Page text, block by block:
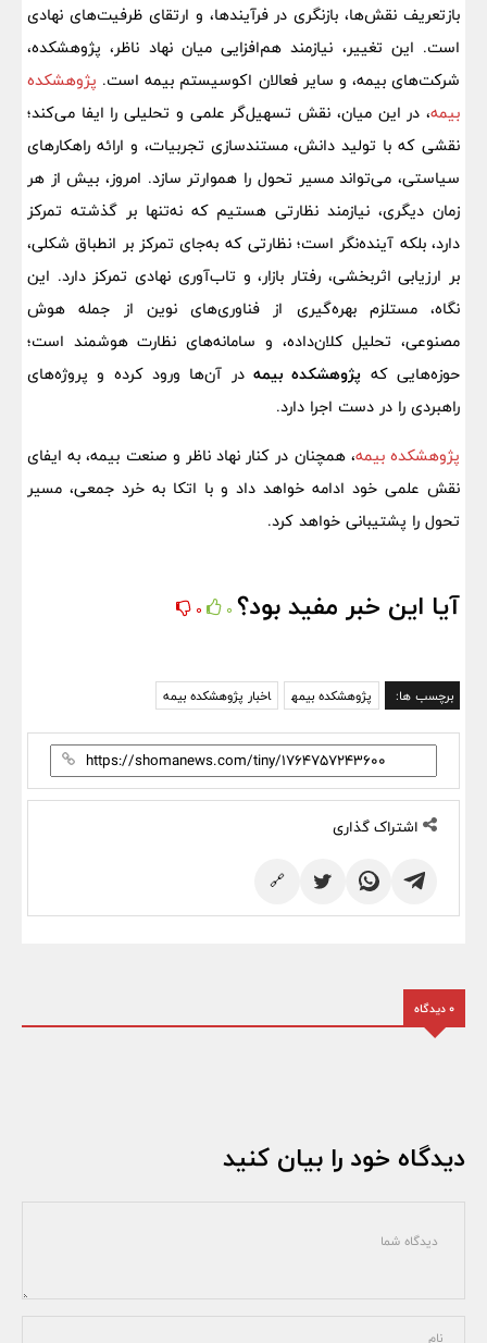
بازتعریف نقش‌ها، بازنگری در فرآیندها، و ارتقای ظرفیت‌های نهادی
است. این تغییر، نیازمند هم‌افزایی میان نهاد ناظر، پژوهشکده،
شرکت‌های بیمه، و سایر فعالان اکوسیستم بیمه است. پژوهشکده
بیمه، در این میان، نقش تسهیل‌گر علمی و تحلیلی را ایفا می‌کند؛
نقشی که با تولید دانش، مستندسازی تجربیات، و ارائه راهکارهای
سیاستی، می‌تواند مسیر تحول را هموارتر سازد. امروز، بیش از هر
زمان دیگری، نیازمند نظارتی هستیم که نه‌تنها بر گذشته تمرکز
دارد، بلکه آینده‌نگر است؛ نظارتی که به‌جای تمرکز بر انطباق شکلی،
بر ارزیابی اثربخشی، رفتار بازار، و تاب‌آوری نهادی تمرکز دارد. این
نگاه، مستلزم بهره‌گیری از فناوری‌های نوین از جمله هوش
مصنوعی، تحلیل کلان‌داده، و سامانه‌های نظارت هوشمند است؛
حوزه‌هایی که پژوهشکده بیمه در آن‌ها ورود کرده و پروژه‌های
راهبردی را در دست اجرا دارد.
پژوهشکده بیمه، همچنان در کنار نهاد ناظر و صنعت بیمه، به ایفای
نقش علمی خود ادامه خواهد داد و با اتکا به خرد جمعی، مسیر
تحول را پشتیبانی خواهد کرد.
آیا این خبر مفید بود؟ 0
0
برچسب ها: پژوهشکده بیمه اخبار پژوهشکده بیمه
اشتراک گذاری
🔗
0 دیدگاه
دیدگاه خود را بیان کنید